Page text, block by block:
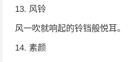
13. 风铃
风一吹就响起的铃铛般悦耳。
14. 素颜